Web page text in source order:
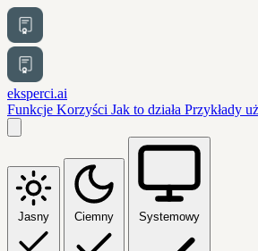
eksperci.ai
Funkcje Korzyści Jak to działa Przykłady
Jasny Ciemny Systemowy